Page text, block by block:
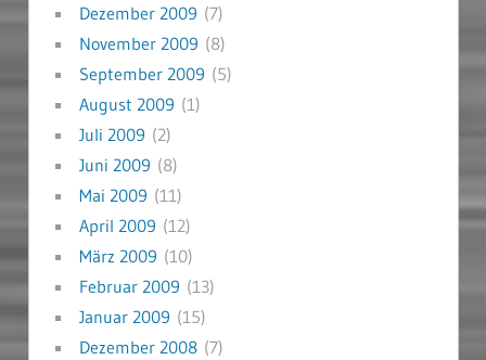
Dezember 2009 (7)
November 2009 (8)
September 2009 (5)
August 2009 (1)
Juli 2009 (2)
Juni 2009 (8)
Mai 2009 (11)
April 2009 (12)
März 2009 (10)
Februar 2009 (13)
Januar 2009 (15)
Dezember 2008(7)